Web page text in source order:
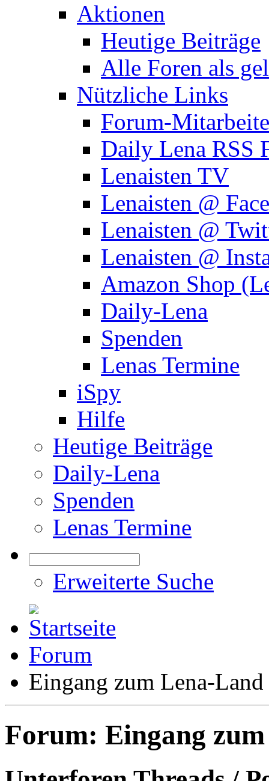
Aktionen
Heutige Beiträge
Alle Foren als
Nützliche Links
Forum-
Daily Lena RSS
Lenaisten TV
Lenaisten @
Lenaisten @
Lenaisten @
Amazon Shop
Daily-Lena
Spenden
Lenas Termine
iSpy
Hilfe
Heutige Beiträge
Daily-Lena
Spenden
Lenas Termine
Erweiterte Suche
Forum
Eingang zum Lena-Land
Forum: Eingang